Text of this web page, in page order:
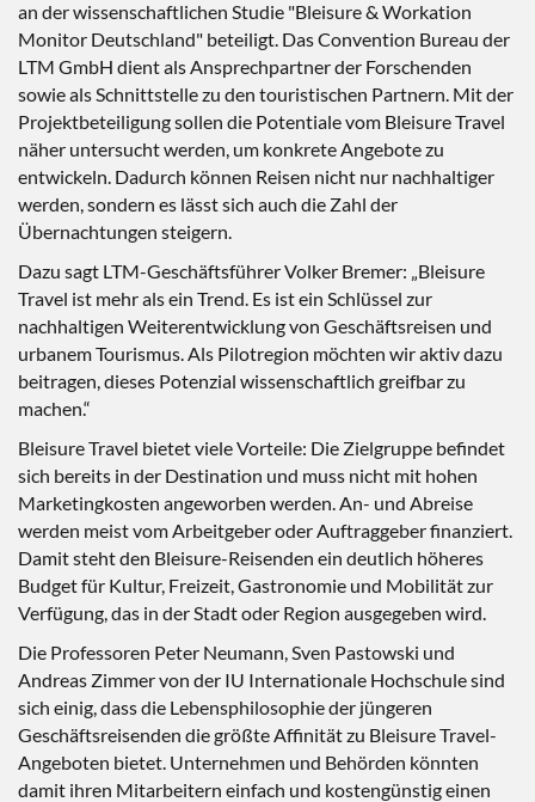
an der wissenschaftlichen Studie "Bleisure & Workation
Monitor Deutschland" beteiligt. Das Convention Bureau der
LTM GmbH dient als Ansprechpartner der Forschenden
sowie als Schnittstelle zu den touristischen Partnern. Mit der
Projektbeteiligung sollen die Potentiale vom Bleisure Travel
näher untersucht werden, um konkrete Angebote zu
entwickeln. Dadurch können Reisen nicht nur nachhaltiger
werden, sondern es lässt sich auch die Zahl der
Übernachtungen steigern.
Dazu sagt LTM-Geschäftsführer Volker Bremer: „Bleisure
Travel ist mehr als ein Trend. Es ist ein Schlüssel zur
nachhaltigen Weiterentwicklung von Geschäftsreisen und
urbanem Tourismus. Als Pilotregion möchten wir aktiv dazu
beitragen, dieses Potenzial wissenschaftlich greifbar zu
machen.“
Bleisure Travel bietet viele Vorteile: Die Zielgruppe befindet
sich bereits in der Destination und muss nicht mit hohen
Marketingkosten angeworben werden. An- und Abreise
werden meist vom Arbeitgeber oder Auftraggeber finanziert.
Damit steht den Bleisure-Reisenden ein deutlich höheres
Budget für Kultur, Freizeit, Gastronomie und Mobilität zur
Verfügung, das in der Stadt oder Region ausgegeben wird.
Die Professoren Peter Neumann, Sven Pastowski und
Andreas Zimmer von der IU Internationale Hochschule sind
sich einig, dass die Lebensphilosophie der jüngeren
Geschäftsreisenden die größte Affinität zu Bleisure Travel-
Angeboten bietet. Unternehmen und Behörden könnten
damit ihren Mitarbeitern einfach und kostengünstig einen